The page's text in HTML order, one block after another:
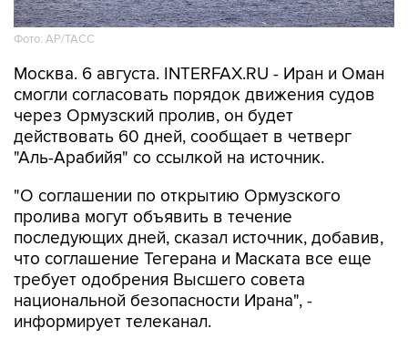
Фото: AP/ТАСС
Москва. 6 августа. INTERFAX.RU - Иран и Оман
смогли согласовать порядок движения судов
через Ормузский пролив, он будет
действовать 60 дней, сообщает в четверг
"Аль-Арабийя" со ссылкой на источник.
"О соглашении по открытию Ормузского
пролива могут объявить в течение
последующих дней, сказал источник, добавив,
что соглашение Тегерана и Маската все еще
требует одобрения Высшего совета
национальной безопасности Ирана", -
информирует телеканал.